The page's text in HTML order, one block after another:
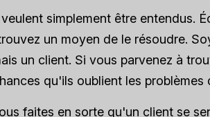
simplement être entendus.
un moyen de le résoudre.
un client. Si vous parvenez à
qu'ils oublient les
faites en sorte qu'un client se